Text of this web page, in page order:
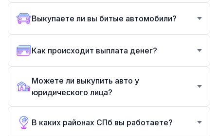
Выкупаете ли вы битые автомобили?
Как происходит выплата денег?
Можете ли выкупить авто у
юридического лица?
В каких районах СПб вы работаете?